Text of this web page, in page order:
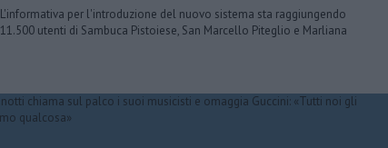
L'informativa per l'introduzione del nuovo sistema sta raggiungendo
11.500 utenti di Sambuca Pistoiese, San Marcello Piteglio e Marliana